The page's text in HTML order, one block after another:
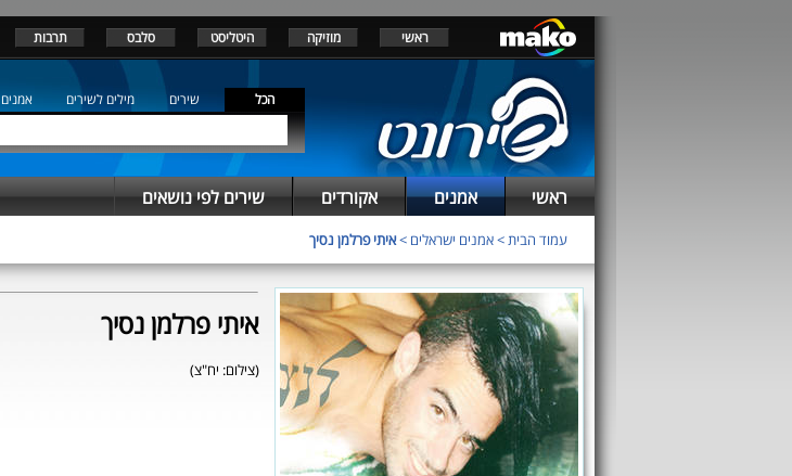
ראשי מוזיקה היטליסט סלבס תרבות
הכל שירים מילים לשירים אמנים
ראשי אמנים אקורדים שירים לפי נושאים
עמוד הבית>אמנים ישראלים >איתי פרלמן נסיך
איתי פרלמן נסיך
(צילום: יח"צ)